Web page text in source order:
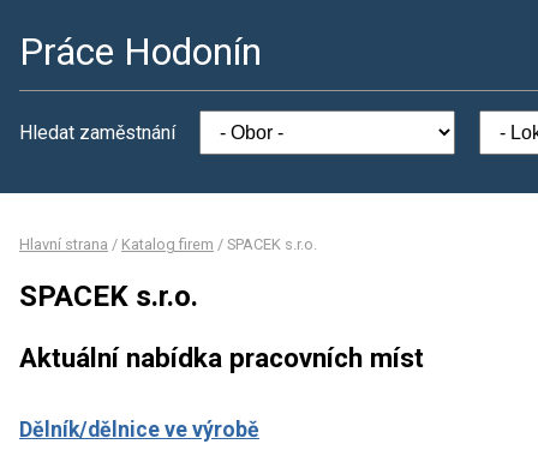
Práce Hodonín
Hledat zaměstnání
Hlavní strana / Katalog firem / SPACEK s.r.o.
SPACEK s.r.o.
Aktuální nabídka pracovních míst
Dělník/dělnice ve výrobě